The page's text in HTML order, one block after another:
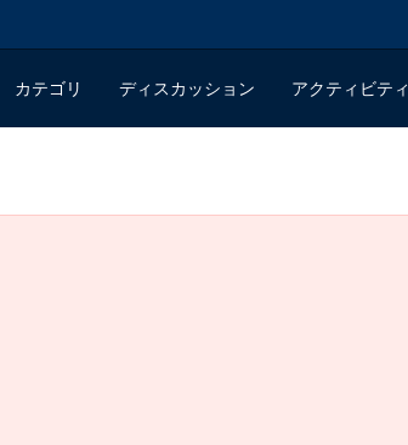
カテゴリ ディスカッション アクティビティ